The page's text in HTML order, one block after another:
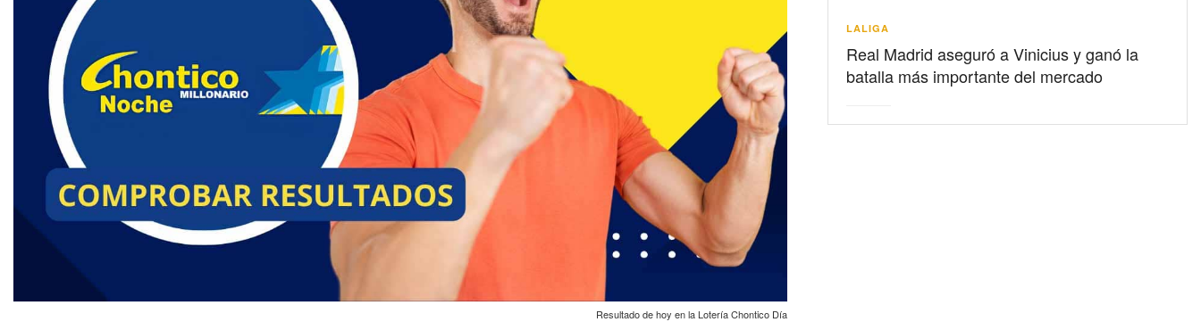
Resultado de hoy en la Lotería Chontico Día
LALIGA
Real Madrid aseguró a Vinicius y ganó la
batalla más importante del mercado